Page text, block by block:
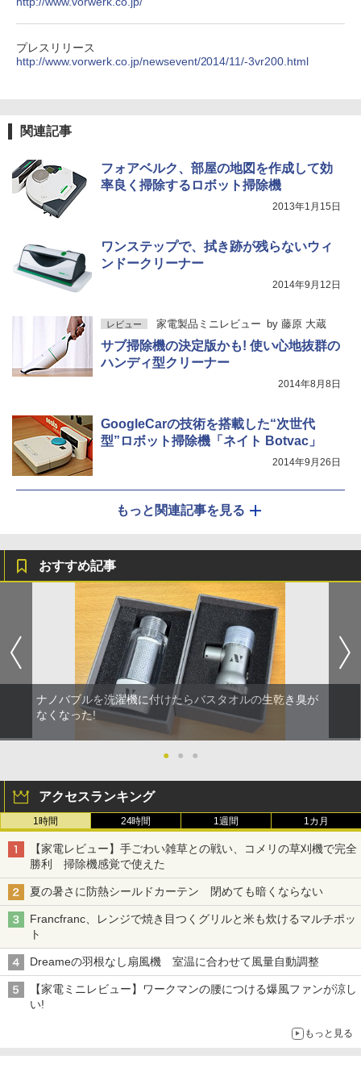
プレスリリース
http://www.vorwerk.co.jp/newsevent/2014/11/-3vr200.html
関連記事
フォアベルク、部屋の地図を作成して効
率良く掃除するロボット掃除機
2013年1月15日
ワンステップで、拭き跡が残らないウィ
ンドークリーナー
2014年9月12日
レビュー 家電製品ミニレビュー by 藤原 大蔵
サブ掃除機の決定版かも! 使い心地抜群の
ハンディ型クリーナー
2014年8月8日
GoogleCarの技術を搭載した“次世代
型”ロボット掃除機「ネイト Botvac」
2014年9月26日
もっと関連記事を見る
おすすめ記事
ナノバブルを洗濯機に付けたらバスタオルの生乾き臭が
なくなった!
● ● ●
アクセスランキング
1時間 24時間 1週間 1カ月
【家電レビュー】手ごわい雑草との戦い、コメリの草刈機で完全
勝利 掃除機感覚で使えた
夏の暑さに防熱シールドカーテン 閉めても暗くならない
Francfranc、レンジで焼き目つくグリルと米も炊けるマルチポッ
ト
Dreameの羽根なし扇風機 室温に合わせて風量自動調整
【家電ミニレビュー】ワークマンの腰につける爆風ファンが涼し
い!
もっと見る